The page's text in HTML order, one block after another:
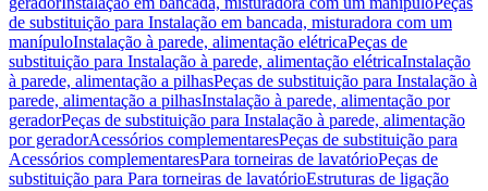
de substituição para Instalação em bancada, misturadora com um
manípuloInstalação à parede, alimentação elétricaPeças de
substituição para Instalação à parede, alimentação elétricaInstalação
à parede, alimentação a pilhasPeças de substituição para Instalação à
parede, alimentação a pilhasInstalação à parede, alimentação por
geradorPeças de substituição para Instalação à parede, alimentação
por geradorAcessórios complementaresPeças de substituição para
Acessórios complementaresPara torneiras de lavatórioPeças de
substituição para Para torneiras de lavatórioEstruturas de ligação